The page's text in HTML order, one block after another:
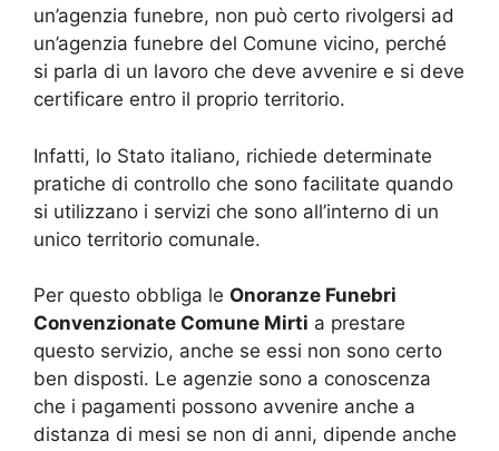
un’agenzia funebre, non può certo rivolgersi ad
un’agenzia funebre del Comune vicino, perché
si parla di un lavoro che deve avvenire e si deve
certificare entro il proprio territorio.
Infatti, lo Stato italiano, richiede determinate
pratiche di controllo che sono facilitate quando
si utilizzano i servizi che sono all’interno di un
unico territorio comunale.
Per questo obbliga le Onoranze Funebri
Convenzionate Comune Mirti a prestare
questo servizio, anche se essi non sono certo
ben disposti. Le agenzie sono a conoscenza
che i pagamenti possono avvenire anche a
distanza di mesi se non di anni, dipende anche